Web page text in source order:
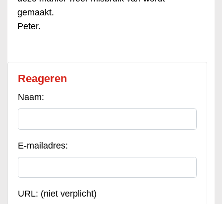
gemaakt.
Peter.
Reageren
Naam:
E-mailadres:
URL: (niet verplicht)